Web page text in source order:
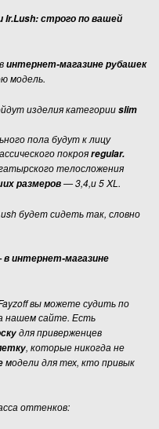
Ir.Lush: строго по вашей
интернет-магазине рубашек
модель.
изделия категорииslim
пола будут к лицу
покрояregular.
телосложения
размеров— 3,4,и 5 XL.
будет сидеть так, словно
в интернет-магазине
вы можете судить по
нашем сайте. Есть
для приверженцев
, которые никогда не
модели для тех, кто привык
оттенков: